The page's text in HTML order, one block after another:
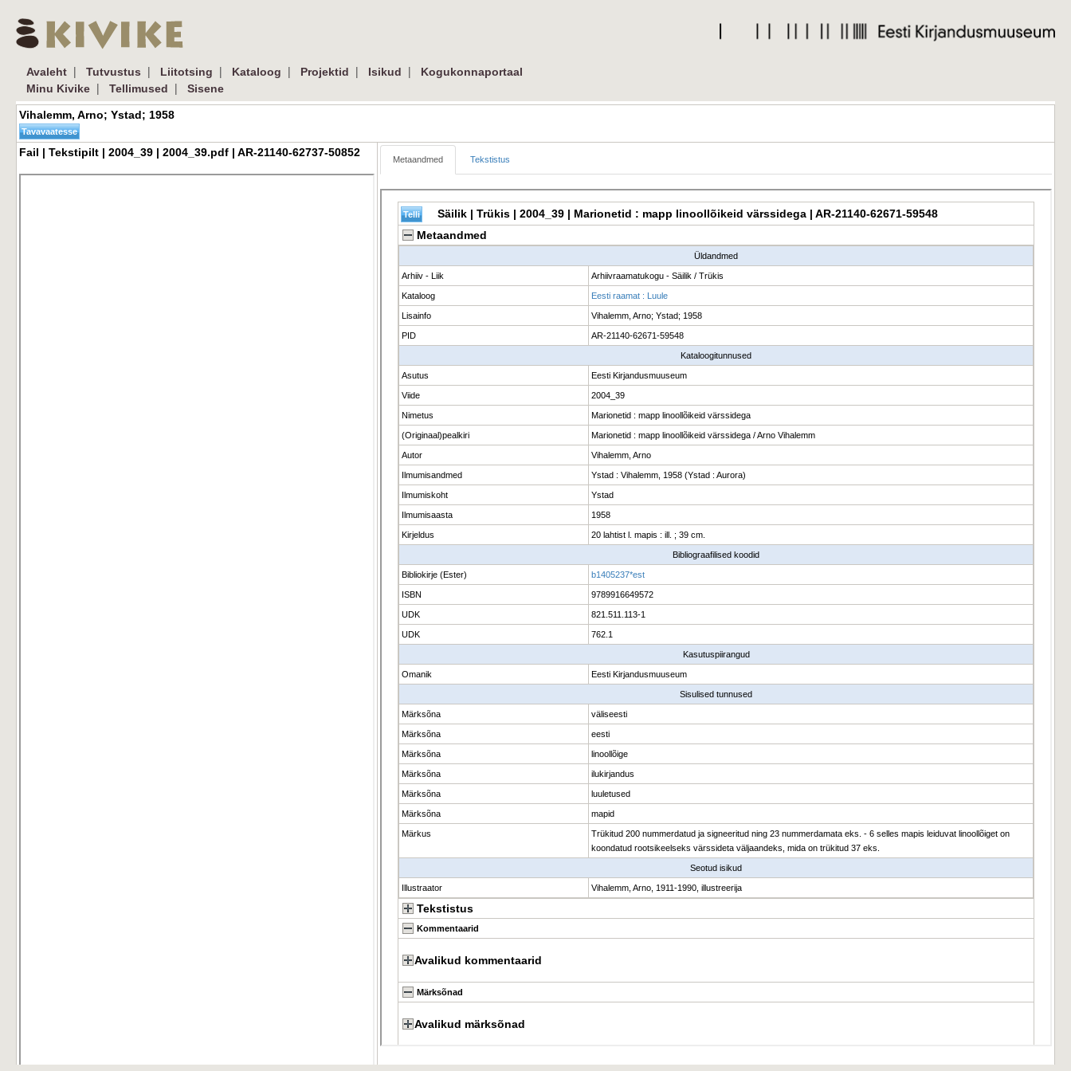
Avaleht | Tutvustus | Liitotsing | Kataloog | Projektid | Isikud |
Kogukonnaportaal
Minu Kivike | Tellimused | Sisene
Vihalemm, Arno; Ystad; 1958
Fail | Tekstipilt | 2004_39 | 2004_39.pdf | AR-21140-62737-50852
Metaandmed Tekstistus